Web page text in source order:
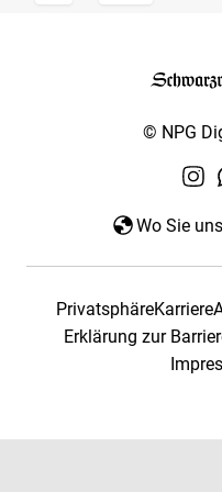
© NPG
Wo Sie
PrivatsphäreKarriere
Erklärung zur